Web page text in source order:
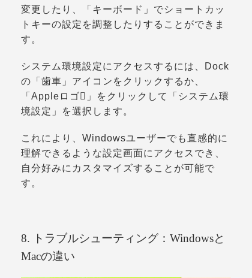
変更したり、「 キーボード 」でショートカッ
トキーの設定を調整したりすることができま
す。
システム環境設定にアクセスするには、Dock
の「 歯車 」アイコンをクリックするか、
「 Appleロゴ 」をクリックして「 システム環
境設定 」を選択します。
これにより、Windowsユーザーでも直感的に
理解できるような設定画面にアクセスでき、
自分好みにカスタマイズすることが可能で
す。
8. トラブルシューティング：Windowsと
Macの違い